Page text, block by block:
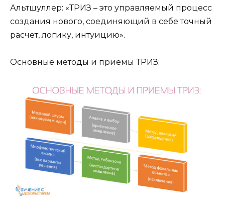
Альтшуллер: «ТРИЗ – это управляемый процесс
создания нового, соединяющий в себе точный
расчет, логику, интуицию».
Основные методы и приемы ТРИЗ: